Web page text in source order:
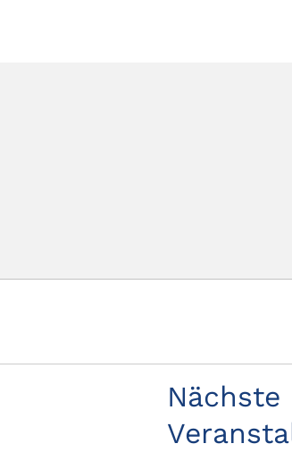
Nächste